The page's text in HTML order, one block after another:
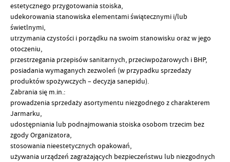
estetycznego przygotowania stoiska,
udekorowania stanowiska elementami świątecznymi i/lub
świetlnymi,
utrzymania czystości i porządku na swoim stanowisku oraz w jego
otoczeniu,
przestrzegania przepisów sanitarnych, przeciwpożarowych i BHP,
posiadania wymaganych zezwoleń (w przypadku sprzedaży
produktów spożywczych – decyzja sanepidu).
Zabrania się m.in.:
prowadzenia sprzedaży asortymentu niezgodnego z charakterem
Jarmarku,
udostępniania lub podnajmowania stoiska osobom trzecim bez
zgody Organizatora,
stosowania nieestetycznych opakowań,
używania urządzeń zagrażających bezpieczeństwu lub niezgodnych